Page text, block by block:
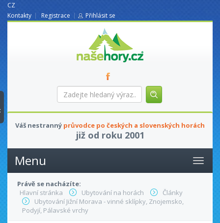
CZ
Kontakty
Registrace Přihlásit se
nasehory.cz
Zadejte
hledaný
Váš nestranný průvodce po českých a slovenských horách
již od roku 2001
Menu
Právě se nacházíte:
Hlavní stránka
Ubytování na horách
Články
Ubytování Jižní Morava - vinné sklípky, Znojemsko,
Podyjí, Pálavské vrchy